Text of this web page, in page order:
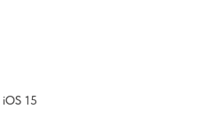
iOS 15